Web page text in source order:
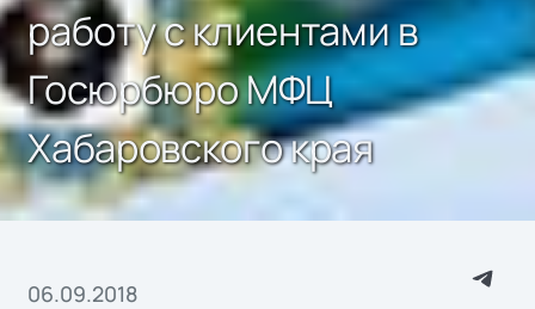
работу с клиентами в
Госюрбюро МФЦ
Хабаровского края
06.09.2018